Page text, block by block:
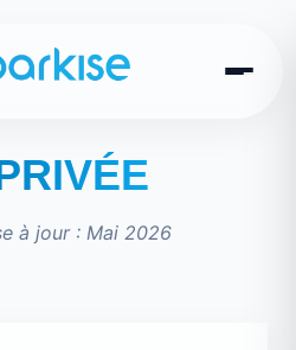
à jour : Mai 2026